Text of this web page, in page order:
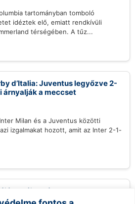
tartományban tomboló
idéztek elő, emiatt rendkívüli
térségében. A tűz...
d’Italia: Juventus legyőzve 2-
árnyalják a meccset
Milan és a Juventus közötti
izgalmakat hozott, amit az Inter 2-1-
új hulláma